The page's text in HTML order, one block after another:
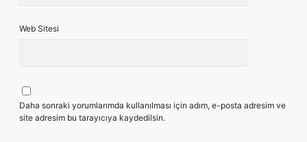
Web Sitesi
Daha sonraki yorumlarımda kullanılması için adım, e-posta adresim ve
site adresim bu tarayıcıya kaydedilsin.